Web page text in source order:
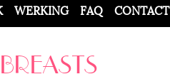
WERKING FAQ CONTACT